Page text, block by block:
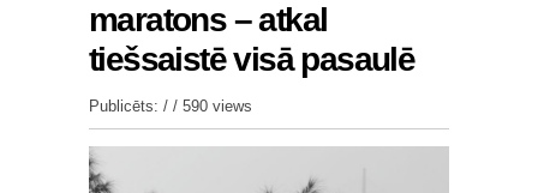
maratons – atkal
tiešsaistē visā pasaulē
Publicēts: / / 590 views